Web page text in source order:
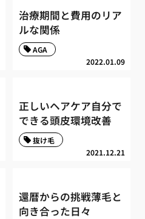
治療期間と費用のリア
ルな関係
2022.01.09
AGA
正しいヘアケア自分で
できる頭皮環境改善
2021.12.21
抜け毛
還暦からの挑戦薄毛と
向き合った日々